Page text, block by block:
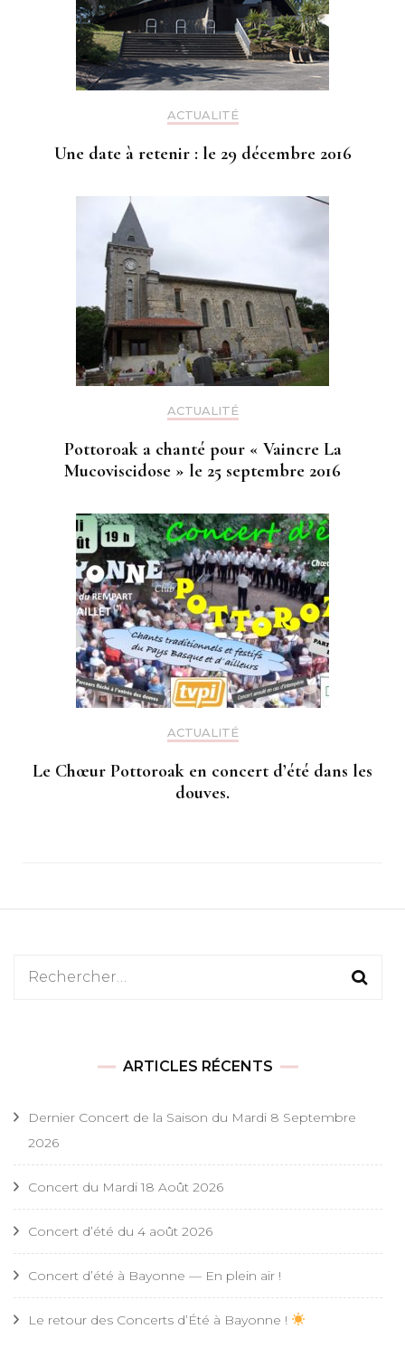
ACTUALITÉ
Une date à retenir : le 29 décembre 2016
ACTUALITÉ
Pottoroak a chanté pour « Vaincre La
Mucoviscidose » le 25 septembre 2016
ACTUALITÉ
Le Chœur Pottoroak en concert d’été dans les
douves.
Rechercher :
ARTICLES RÉCENTS
Dernier Concert de la Saison du Mardi 8 Septembre
2026
Concert du Mardi 18 Août 2026
Concert d’été du 4 août 2026
Concert d’été à Bayonne — En plein air !
Le retour des Concerts d’Été à Bayonne !